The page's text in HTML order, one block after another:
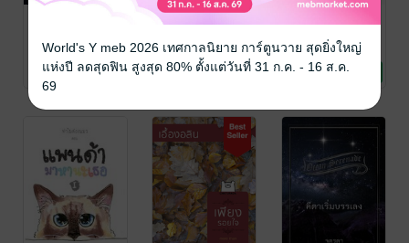
เอื้องอลิน/ สำนัก เม
พหมี พิมพ์
นิยายรัก
วาดด้วยใจ
(หนังสือเสียง)
เอื้องอลิน/ สำนัก เม
พหมี พิมพ์
นิยายรัก
วาดรักในเรือน
พิเศษ)
เอื้องอลิน/ สำนัก เม
พหมี พิมพ์
นิยายรัก
World's Y meb 2026 เทศกาลนิยาย การ์ตูนวาย สุดยิ่งใหญ่
แห่งปี ลดสุดฟิน สูงสุด 80% ตั้งแต่วันที่ 31 ก.ค. - 16 ส.ค.
69